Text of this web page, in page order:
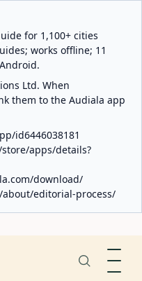
for 1,100+ cities
works offline; 11
Ltd. When
them to the Audiala app
id6446038181
apps/details?
download/
editorial-process/